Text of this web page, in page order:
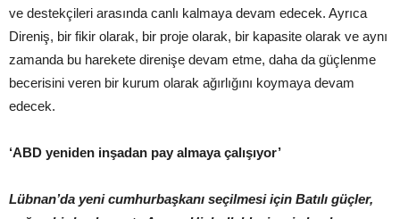
ve destekçileri arasında canlı kalmaya devam edecek. Ayrıca
Direniş, bir fikir olarak, bir proje olarak, bir kapasite olarak ve aynı
zamanda bu harekete direnişe devam etme, daha da güçlenme
becerisini veren bir kurum olarak ağırlığını koymaya devam
edecek.
‘ABD yeniden inşadan pay almaya çalışıyor’
Lübnan’da yeni cumhurbaşkanı seçilmesi için Batılı güçler,